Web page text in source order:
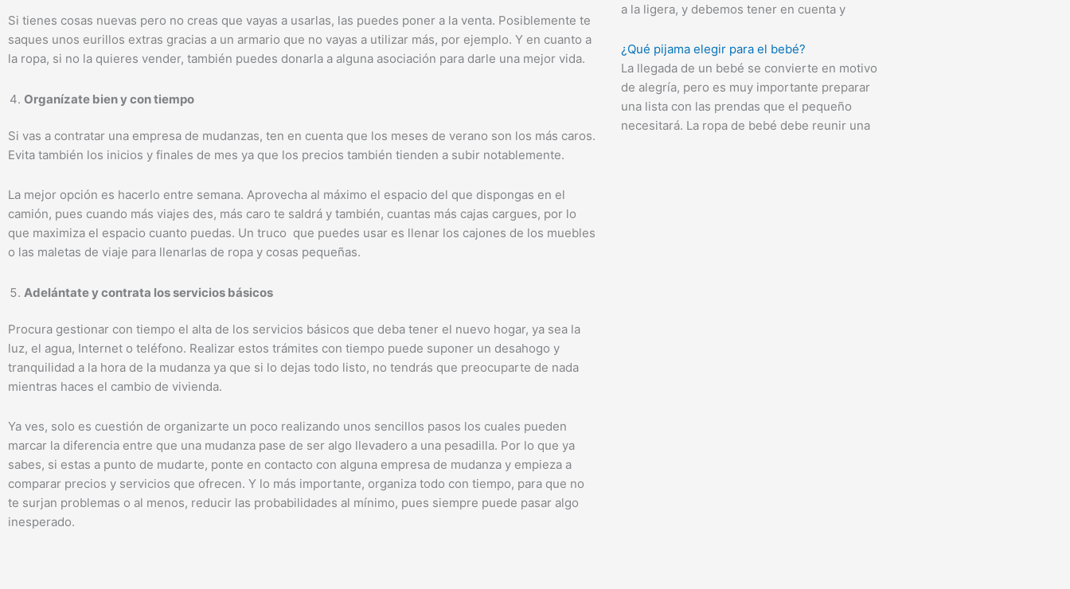
Si tienes cosas nuevas pero no creas que vayas a usarlas, las puedes poner a la venta. Posiblemente te
saques unos eurillos extras gracias a un armario que no vayas a utilizar más, por ejemplo. Y en cuanto a
la ropa, si no la quieres vender, también puedes donarla a alguna asociación para darle una mejor vida.
Organízate bien y con tiempo
Si vas a contratar una empresa de mudanzas, ten en cuenta que los meses de verano son los más caros.
Evita también los inicios y finales de mes ya que los precios también tienden a subir notablemente.
La mejor opción es hacerlo entre semana. Aprovecha al máximo el espacio del que dispongas en el
camión, pues cuando más viajes des, más caro te saldrá y también, cuantas más cajas cargues, por lo
que maximiza el espacio cuanto puedas. Un truco que puedes usar es llenar los cajones de los muebles
o las maletas de viaje para llenarlas de ropa y cosas pequeñas.
Adelántate y contrata los servicios básicos
Procura gestionar con tiempo el alta de los servicios básicos que deba tener el nuevo hogar, ya sea la
luz, el agua, Internet o teléfono. Realizar estos trámites con tiempo puede suponer un desahogo y
tranquilidad a la hora de la mudanza ya que si lo dejas todo listo, no tendrás que preocuparte de nada
mientras haces el cambio de vivienda.
Ya ves, solo es cuestión de organizarte un poco realizando unos sencillos pasos los cuales pueden
marcar la diferencia entre que una mudanza pase de ser algo llevadero a una pesadilla. Por lo que ya
sabes, si estas a punto de mudarte, ponte en contacto con alguna empresa de mudanza y empieza a
comparar precios y servicios que ofrecen. Y lo más importante, organiza todo con tiempo, para que no
te surjan problemas o al menos, reducir las probabilidades al mínimo, pues siempre puede pasar algo
inesperado.
a la ligera, y debemos tener en cuenta y
¿Qué pijama elegir para el bebé?
La llegada de un bebé se convierte en motivo
de alegría, pero es muy importante preparar
una lista con las prendas que el pequeño
necesitará. La ropa de bebé debe reunir una